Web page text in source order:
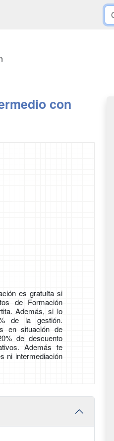
con
es gratuíta si
de Formación
Además, si lo
de la gestión.
en situación de
de descuento
Además te
ni intermediación